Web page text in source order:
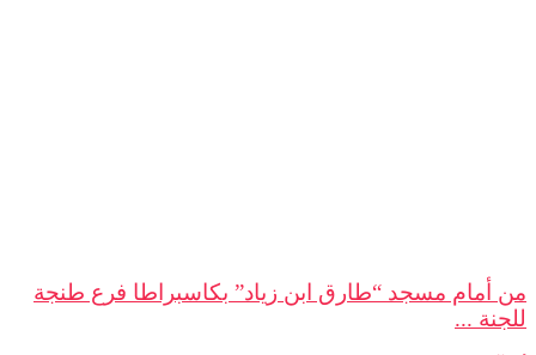
من أمام مسجد “طارق ابن زياد” بكاسبراطا فرع طنجة
للجنة ...